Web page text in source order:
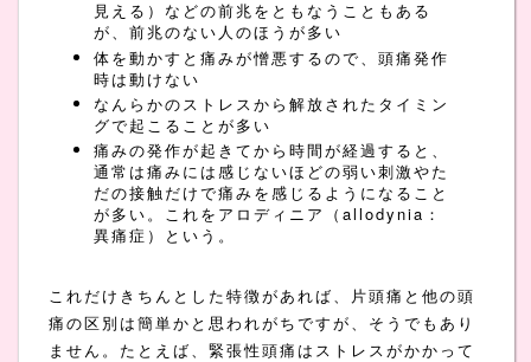
見える）などの前兆をともなうこともある
が、前兆のない人のほうが多い
体を動かすと痛みが憎悪するので、頭痛発作
時は動けない
なんらかのストレスから解放されたタイミン
グで起こることが多い
痛みの発作が起きてから時間が経過すると、
通常は痛みには感じないほどの弱い刺激やた
だの接触だけで痛みを感じるようになること
が多い。これをアロディニア（allodynia：
異痛症）という。
これだけきちんとした特徴があれば、片頭痛と他の頭
痛の区別は簡単かと思われがちですが、そうでもあり
ません。たとえば、緊張性頭痛はストレスがかかって